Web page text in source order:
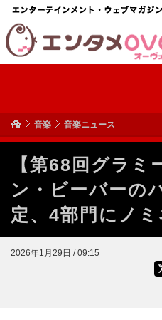
音楽 音楽ニュース
【第68回グラミ
ン・ビーバーの
定、4部門にノミ
2026年1月29日 / 09:15